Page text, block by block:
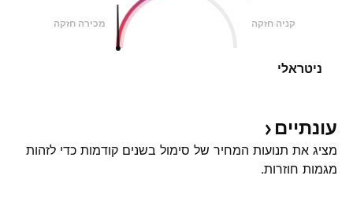
מכירה חזקה קניה חזקה
ניטראלי
עונתיים
מציג את תנועות המחיר של סימול בשנים קודמות כדי לזהות
מגמות חוזרות.